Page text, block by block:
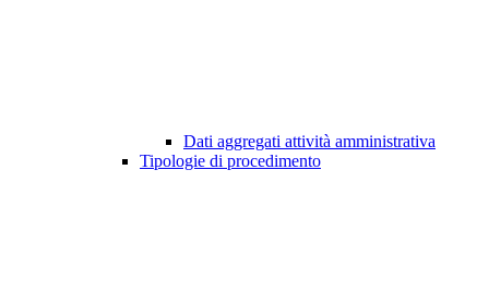
Dati aggregati attività amministrativa
Tipologie di procedimento